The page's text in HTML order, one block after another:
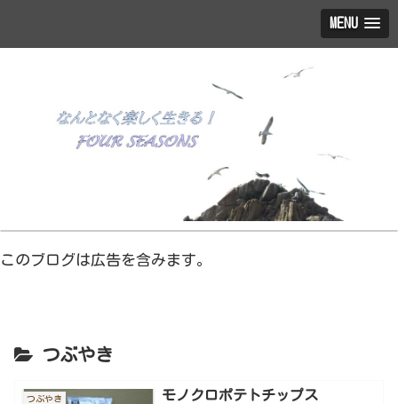
MENU
このブログは広告を含みます。
つぶやき
つぶやき モノクロポテトチップス